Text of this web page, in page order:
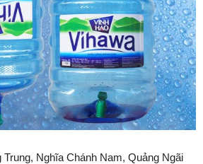
Nghĩa Chánh Nam, Quảng Ngãi